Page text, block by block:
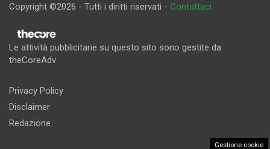
Copyright ©2026 - Tutti i diritti riservati - Contattaci
Le attività pubblicitarie su questo sito sono gestite da
theCoreAdv
Privacy Policy
Disclaimer
Redazione
Gestione cookie